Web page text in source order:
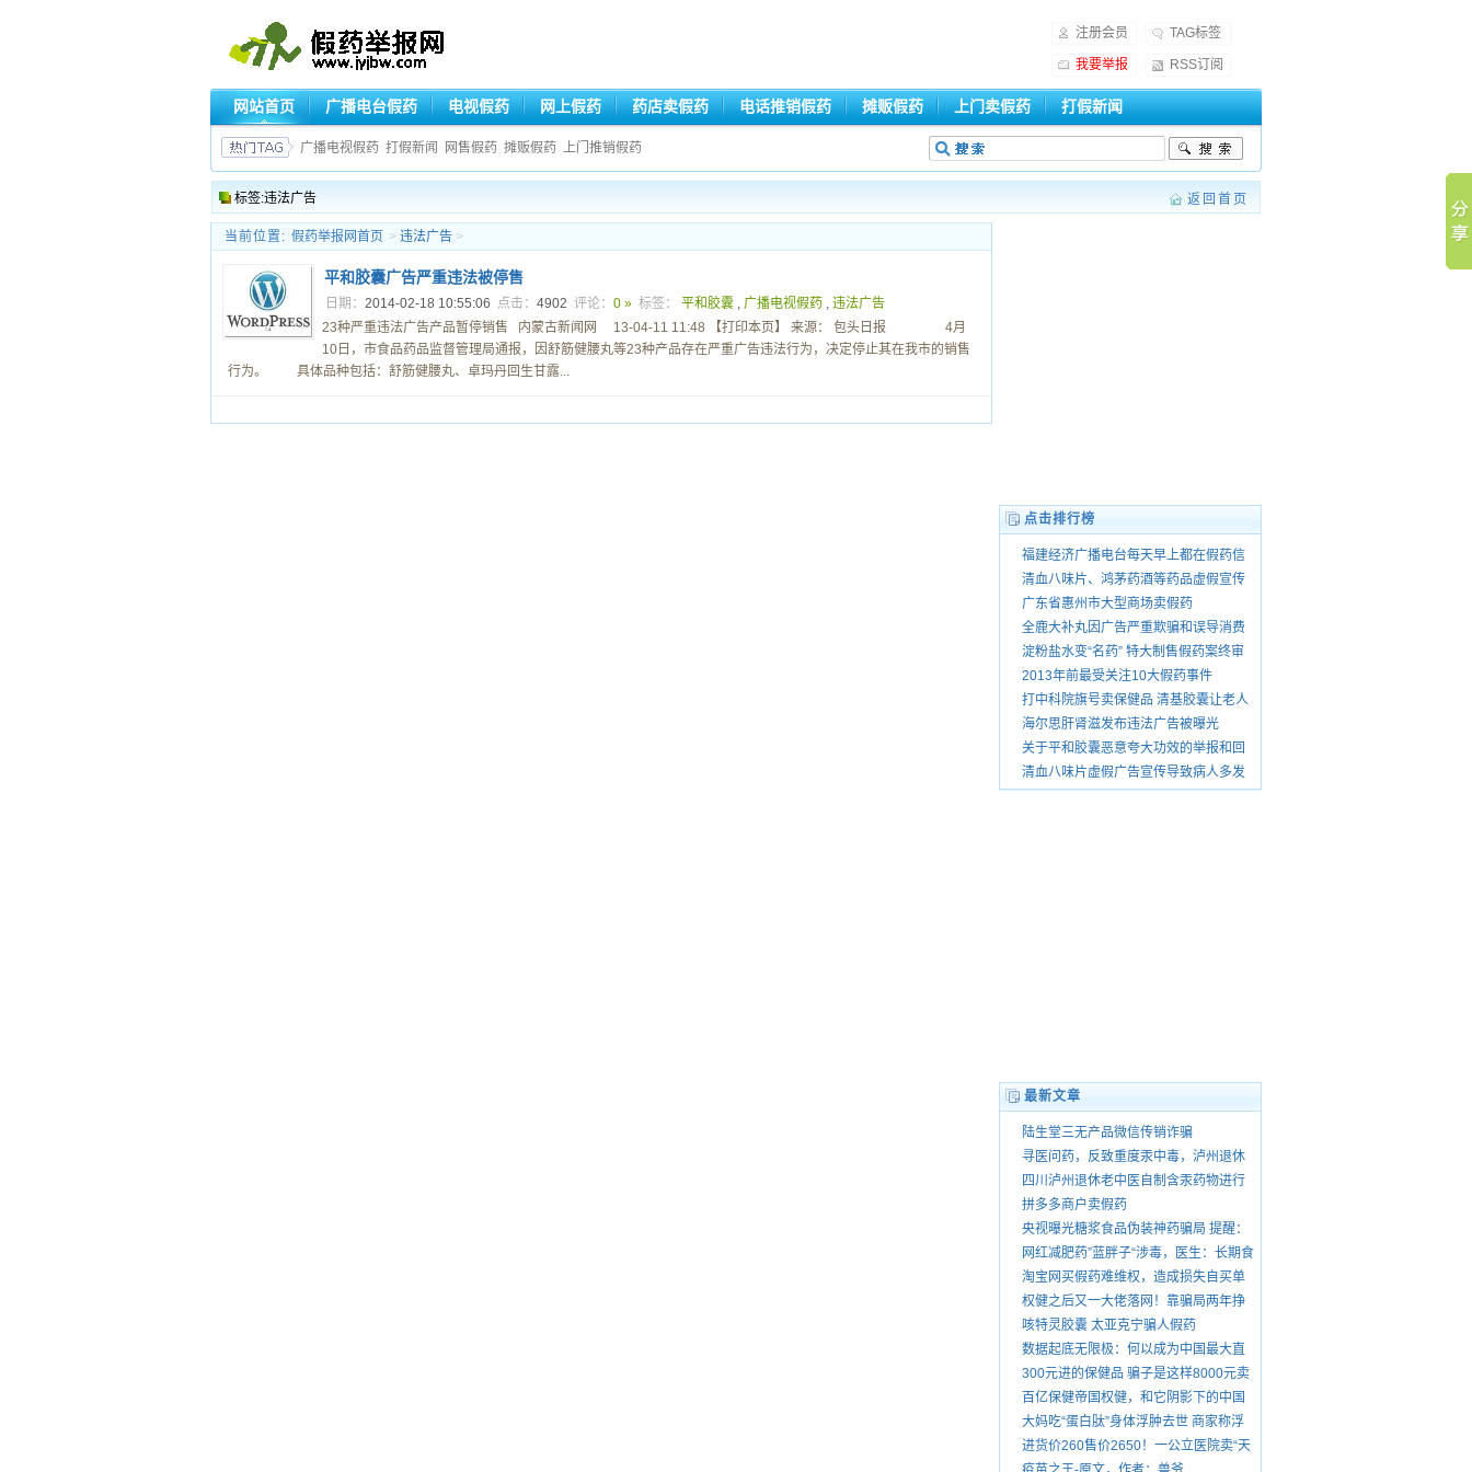
注册会员 TAG标签
我要举报 RSS订阅
网站首页 广播电台假药 电视假药 网上假药 药店卖假药 电话推销假药 摊贩假药 上门卖假药 打假新闻
广播电视假药 打假新闻 网售假药 摊贩假药 上门推销假药
标签:违法广告 返回首页
当前位置: 假药举报网首页 > 违法广告 >
平和胶囊广告严重违法被停售
日期： 2014-02-18 10:55:06 点击： 4902 评论： 0 » 标签： 平和胶囊 , 广播电视假药 , 违法广告
23种严重违法广告产品暂停销售 内蒙古新闻网 13-04-11 11:48 【打印本页】 来源： 包头日报 4月
10日，市食品药品监督管理局通报，因舒筋健腰丸等23种产品存在严重广告违法行为，决定停止其在我市的销售
行为。 具体品种包括：舒筋健腰丸、卓玛丹回生甘露...
点击排行榜
福建经济广播电台每天早上都在假药信
息怎没人查处
清血八味片、鸿茅药酒等药品虚假宣传
被暂停销
广东省惠州市大型商场卖假药
全鹿大补丸因广告严重欺骗和误导消费
者被查处
淀粉盐水变“名药” 特大制售假药案终审
宣判
2013年前最受关注10大假药事件
打中科院旗号卖保健品 清基胶囊让老人
花了上万
海尔思肝肾滋发布违法广告被曝光
关于平和胶囊恶意夸大功效的举报和回
复
清血八味片虚假广告宣传导致病人多发
最新文章
陆生堂三无产品微信传销诈骗
寻医问药，反致重度汞中毒，泸州退休
老中医王大乾害我家破人散，自制药品
销售由谁管？
四川泸州退休老中医自制含汞药物进行
销售
拼多多商户卖假药
央视曝光糖浆食品伪装神药骗局 提醒：
“就医请前往正规医院”
网红减肥药”蓝胖子“涉毒，医生：长期食
用有依赖性。
淘宝网买假药难维权，造成损失自买单
权健之后又一大佬落网！靠骗局两年挣
75亿 号称酸碱平衡治百病
咳特灵胶囊 太亚克宁骗人假药
数据起底无限极：何以成为中国最大直
销公司
300元进的保健品 骗子是这样8000元卖
给你爸妈的
百亿保健帝国权健，和它阴影下的中国
家庭
大妈吃“蛋白肽”身体浮肿去世 商家称浮
肿正常
进货价260售价2650！一公立医院卖“天